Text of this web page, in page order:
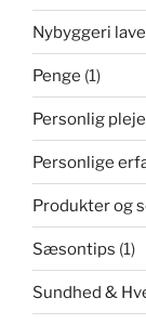
Nybyggeri
Penge (1)
Personlig pleje
Personlige
Produkter og
Sæsontips (1)
Sundhed &